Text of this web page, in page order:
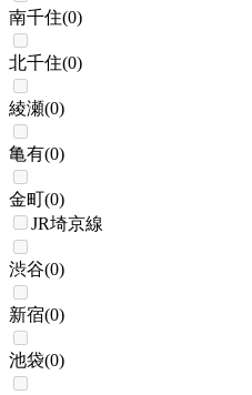
南千住(0)
北千住(0)
綾瀬(0)
亀有(0)
金町(0)
JR埼京線
渋谷(0)
新宿(0)
池袋(0)